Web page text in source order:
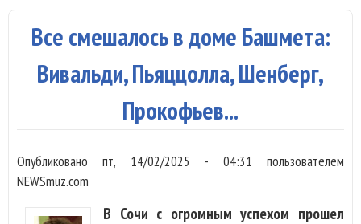
Все смешалось в доме Башмета:
Вивальди, Пьяццолла, Шенберг,
Прокофьев...
Опубликованопт, 14/02/2025 - 04:31 пользователем
NEWSmuz.com
В Сочи с огромным успехом прошел